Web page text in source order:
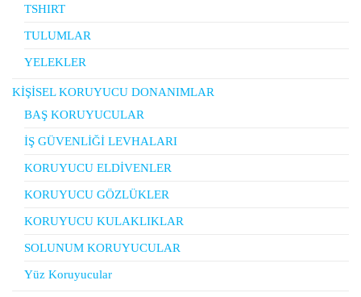
TSHIRT
TULUMLAR
YELEKLER
KİŞİSEL KORUYUCU DONANIMLAR
BAŞ KORUYUCULAR
İŞ GÜVENLİĞİ LEVHALARI
KORUYUCU ELDİVENLER
KORUYUCU GÖZLÜKLER
KORUYUCU KULAKLIKLAR
SOLUNUM KORUYUCULAR
Yüz Koruyucular